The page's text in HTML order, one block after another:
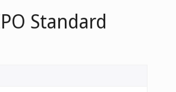
Standard